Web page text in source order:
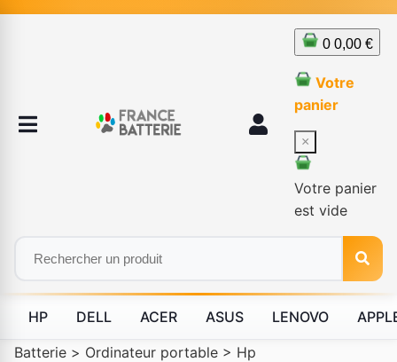
0 0,00 €
Votre
panier
×
Votre panier
est vide
HP DELL ACER ASUS LENOVO
Batterie > Ordinateur portable > Hp